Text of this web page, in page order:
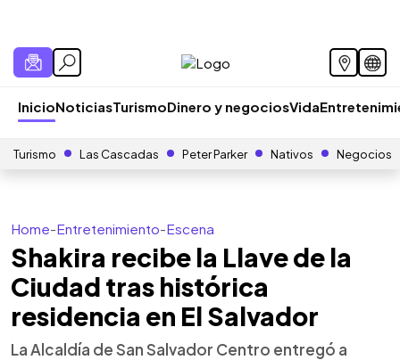
InicioNoticiasTurismoDinero y negociosVida
Turismo Las Cascadas Peter Parker Nativos Negocios
Home-Entretenimiento-Escena
Shakira recibe la Llave de la
Ciudad tras histórica
residencia en El Salvador
La Alcaldía de San Salvador Centro entregó a